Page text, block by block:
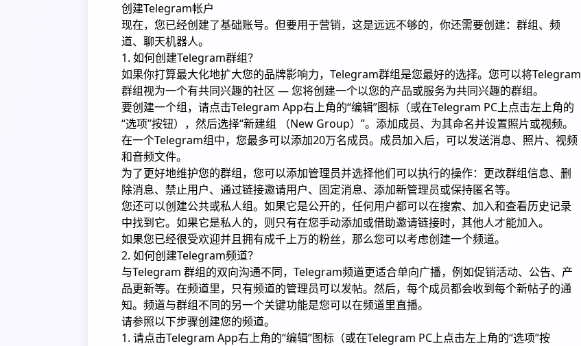
创建Telegram帐户
现在，您已经创建了基础账号。但要用于营销，这是远远不够的，你还需要创建：群组、频
道、聊天机器人。
1. 如何创建Telegram群组？
如果你打算最大化地扩大您的品牌影响力，Telegram群组是您最好的选择。您可以将Telegram
群组视为一个有共同兴趣的社区 — 您将创建一个以您的产品或服务为共同兴趣的群组。
要创建一个组，请点击Telegram App右上角的“编辑”图标（或在Telegram PC上点击左上角的
“选项”按钮），然后选择“新建组 （New Group）”。添加成员、为其命名并设置照片或视频。
在一个Telegram组中，您最多可以添加20万名成员。成员加入后，可以发送消息、照片、视频
和音频文件。
为了更好地维护您的群组，您可以添加管理员并选择他们可以执行的操作：更改群组信息、删
除消息、禁止用户、通过链接邀请用户、固定消息、添加新管理员或保持匿名等。
您还可以创建公共或私人组。如果它是公开的，任何用户都可以在搜索、加入和查看历史记录
中找到它。如果它是私人的，则只有在您手动添加或借助邀请链接时，其他人才能加入。
如果您已经很受欢迎并且拥有成千上万的粉丝，那么您可以考虑创建一个频道。
2. 如何创建Telegram频道？
与Telegram 群组的双向沟通不同，Telegram频道更适合单向广播，例如促销活动、公告、产
品更新等。在频道里，只有频道的管理员可以发帖。然后，每个成员都会收到每个新帖子的通
知。频道与群组不同的另一个关键功能是您可以在频道里直播。
请参照以下步骤创建您的频道。
1. 请点击Telegram App右上角的“编辑”图标（或在Telegram PC上点击左上角的“选项”按